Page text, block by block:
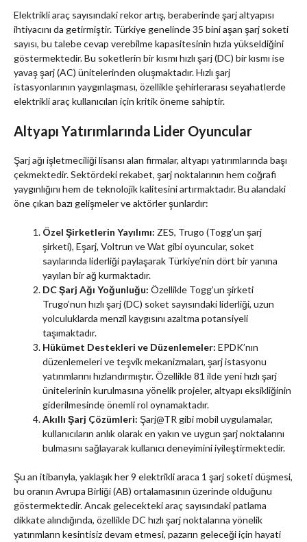
Elektrikli araç sayısındaki rekor artış, beraberinde şarj altyapısı
ihtiyacını da getirmiştir. Türkiye genelinde 35 bini aşan şarj soketi
sayısı, bu talebe cevap verebilme kapasitesinin hızla yükseldiğini
göstermektedir. Bu soketlerin bir kısmı hızlı şarj (DC) bir kısmı ise
yavaş şarj (AC) ünitelerinden oluşmaktadır. Hızlı şarj
istasyonlarının yaygınlaşması, özellikle şehirlerarası seyahatlerde
elektrikli araç kullanıcıları için kritik öneme sahiptir.
Altyapı Yatırımlarında Lider Oyuncular
Şarj ağı işletmeciliği lisansı alan firmalar, altyapı yatırımlarında başı
çekmektedir. Sektördeki rekabet, şarj noktalarının hem coğrafi
yaygınlığını hem de teknolojik kalitesini artırmaktadır. Bu alandaki
öne çıkan bazı gelişmeler ve aktörler şunlardır:
Özel Şirketlerin Yayılımı: ZES, Trugo (Togg’un şarj
şirketi), Eşarj, Voltrun ve Wat gibi oyuncular, soket
sayılarında liderliği paylaşarak Türkiye’nin dört bir yanına
yayılan bir ağ kurmaktadır.
DC Şarj Ağı Yoğunluğu: Özellikle Togg’un şirketi
Trugo’nun hızlı şarj (DC) soket sayısındaki liderliği, uzun
yolculuklarda menzil kaygısını azaltma potansiyeli
taşımaktadır.
Hükümet Destekleri ve Düzenlemeler: EPDK’nın
düzenlemeleri ve teşvik mekanizmaları, şarj istasyonu
yatırımlarını hızlandırmıştır. Özellikle 81 ilde yeni hızlı şarj
ünitelerinin kurulmasına yönelik projeler, altyapı eksikliğinin
giderilmesinde önemli rol oynamaktadır.
Akıllı Şarj Çözümleri: Şarj@TR gibi mobil uygulamalar,
kullanıcıların anlık olarak en yakın ve uygun şarj noktalarını
bulmasını sağlayarak kullanıcı deneyimini iyileştirmektedir.
Şu an itibarıyla, yaklaşık her 9 elektrikli araca 1 şarj soketi düşmesi,
bu oranın Avrupa Birliği (AB) ortalamasının üzerinde olduğunu
göstermektedir. Ancak gelecekteki araç sayısındaki patlama
dikkate alındığında, özellikle DC hızlı şarj noktalarına yönelik
yatırımların kesintisiz devam etmesi, pazarın geleceği için hayati